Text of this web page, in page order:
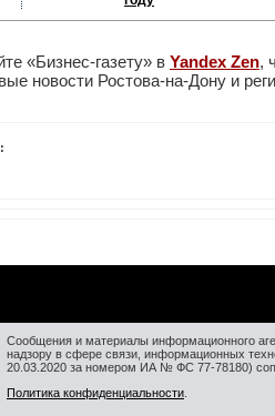
«Бизнес-газету» в Yandex Zen,
новости Ростова-на-Дону и
Сообщения и материалы информационного
надзору в сфере связи, информационных
20.03.2020 за номером ИА № ФС 77-78180)
Политика конфиденциальности